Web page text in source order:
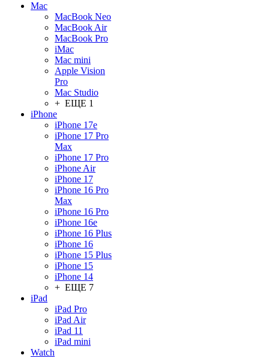
Mac
MacBook Neo
MacBook Air
MacBook Pro
iMac
Mac mini
Apple Vision
Pro
Mac Studio
+ ЕЩЕ 1
iPhone
iPhone 17e
iPhone 17 Pro
Max
iPhone 17 Pro
iPhone Air
iPhone 17
iPhone 16 Pro
Max
iPhone 16 Pro
iPhone 16e
iPhone 16 Plus
iPhone 16
iPhone 15 Plus
iPhone 15
iPhone 14
+ ЕЩЕ 7
iPad
iPad Pro
iPad Air
iPad 11
iPad mini
Watch